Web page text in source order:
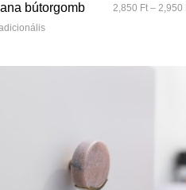
bútorgomb 2,850 Ft – 2,950